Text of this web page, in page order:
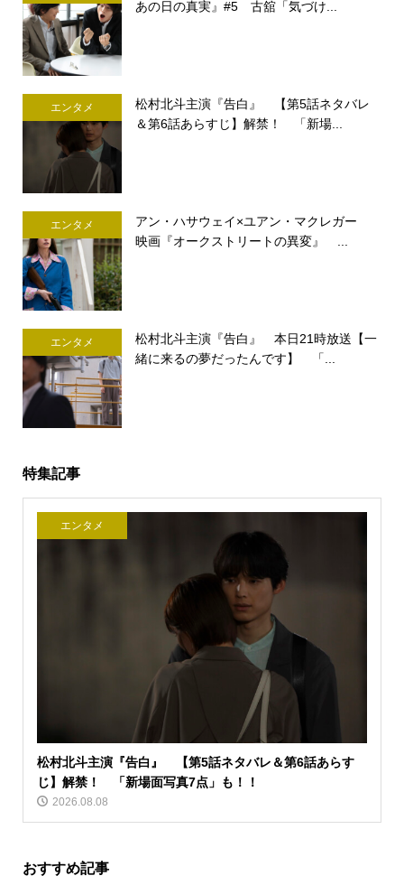
あの日の真実』#5 古舘「気づけ...
エンタメ
松村北斗主演『告白』 【第5話ネタバレ
＆第6話あらすじ】解禁！ 「新場...
エンタメ
アン・ハサウェイ×ユアン・マクレガー
映画『オークストリートの異変』 ...
エンタメ
松村北斗主演『告白』 本日21時放送【一
緒に来るの夢だったんです】 「...
特集記事
エンタメ
松村北斗主演『告白』 【第5話ネタバレ＆第6話あらす
じ】解禁！ 「新場面写真7点」も！！
2026.08.08
おすすめ記事